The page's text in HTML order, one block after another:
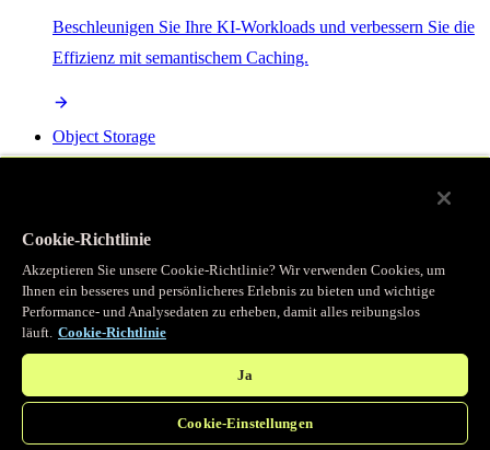
Beschleunigen Sie Ihre KI-Workloads und verbessern Sie die
Effizienz mit semantischem Caching.
Object Storage
Programmierbarer Cache
Erhalten Sie vollständigen programmatischen Zugriff auf das
legendäre Caching, das unser CDN antreibt.
Cookie-Richtlinie
Akzeptieren Sie unsere Cookie-Richtlinie? Wir verwenden Cookies, um
Ihnen ein besseres und persönlicheres Erlebnis zu bieten und wichtige
Performance- und Analysedaten zu erheben, damit alles reibungslos
läuft. Cookie-Richtlinie
Ja
Cookie-Einstellungen